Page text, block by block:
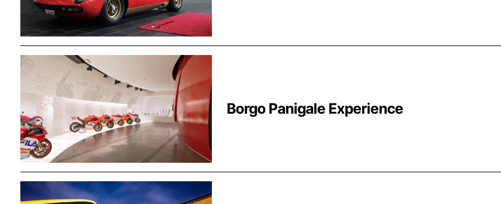
Borgo Panigale Experience
Borgo Panigale, Bologna